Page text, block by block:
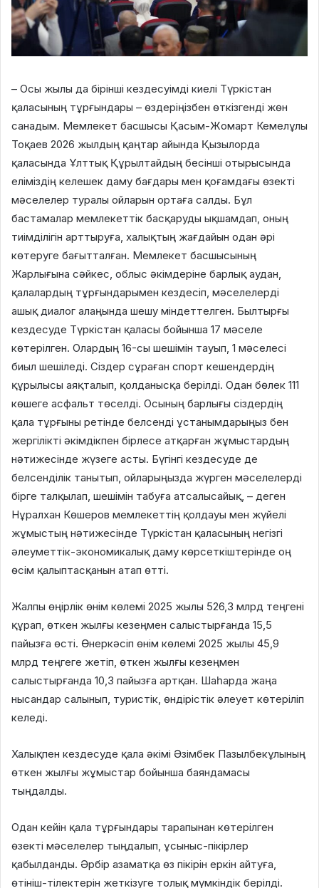
– Осы жылы да бірінші кездесуімді киелі Түркістан
қаласының тұрғындары – өздеріңізбен өткізгенді жөн
санадым. Мемлекет басшысы Қасым-Жомарт Кемелұлы
Тоқаев 2026 жылдың қаңтар айында Қызылорда
қаласында Ұлттық Құрылтайдың бесінші отырысында
еліміздің келешек даму бағдары мен қоғамдағы өзекті
мәселелер туралы ойларын ортаға салды. Бұл
бастамалар мемлекеттік басқаруды ықшамдап, оның
тиімділігін арттыруға, халықтың жағдайын одан әрі
көтеруге бағытталған. Мемлекет басшысының
Жарлығына сәйкес, облыс әкімдеріне барлық аудан,
қалалардың тұрғындарымен кездесіп, мәселелерді
ашық диалог алаңында шешу міндеттелген. Былтырғы
кездесуде Түркістан қаласы бойынша 17 мәселе
көтерілген. Олардың 16-сы шешімін тауып, 1 мәселесі
биыл шешіледі. Сіздер сұраған спорт кешендердің
құрылысы аяқталып, қолданысқа берілді. Одан бөлек 111
көшеге асфальт төселді. Осының барлығы сіздердің
қала тұрғыны ретінде белсенді ұстанымдарыңыз бен
жергілікті әкімдікпен бірлесе атқарған жұмыстардың
нәтижесінде жүзеге асты. Бүгінгі кездесуде де
белсенділік танытып, ойларыңызда жүрген мәселелерді
бірге талқылап, шешімін табуға атсалысайық, – деген
Нұралхан Көшеров мемлекеттің қолдауы мен жүйелі
жұмыстың нәтижесінде Түркістан қаласының негізгі
әлеуметтік-экономикалық даму көрсеткіштерінде оң
өсім қалыптасқанын атап өтті.
Жалпы өңірлік өнім көлемі 2025 жылы 526,3 млрд теңгені
құрап, өткен жылғы кезеңмен салыстырғанда 15,5
пайызға өсті. Өнеркәсіп өнім көлемі 2025 жылы 45,9
млрд теңгеге жетіп, өткен жылғы кезеңмен
салыстырғанда 10,3 пайызға артқан. Шаһарда жаңа
нысандар салынып, туристік, өндірістік әлеует көтеріліп
келеді.
Халықпен кездесуде қала әкімі Әзімбек Пазылбекұлының
өткен жылғы жұмыстар бойынша баяндамасы
тыңдалды.
Одан кейін қала тұрғындары тарапынан көтерілген
өзекті мәселелер тыңдалып, ұсыныс-пікірлер
қабылданды. Әрбір азаматқа өз пікірін еркін айтуға,
өтініш-тілектерін жеткізуге толық мүмкіндік берілді.